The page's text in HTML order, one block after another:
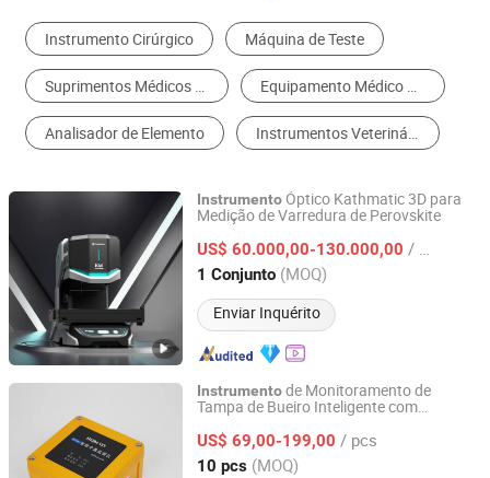
Instrumento Cirúrgico Máquina de Teste
Suprimentos Médicos Disponíveis Equipamento Médico de Diagnóstico
Analisador de Elemento Instrumentos Veterinários
Instrumento Óptico Kathmatic 3D para
Medição de Varredura de Perovskite
US$ 60.000,00-130.000,00 / Conjunto
1 Conjunto (MOQ)
Enviar Inquérito
Nanjing Kathmatic Technology Co., Ltd.
Jiangsu, China Desde 2026
Instrumentode Monitoramento de
Tampa de Bueiro Inteligente com
US$ 69,00-199,00 / pcs
10 pcs (MOQ)
Heimayi Technology (Jiangsu) Co., Ltd.
Jiangsu, China Desde 2026